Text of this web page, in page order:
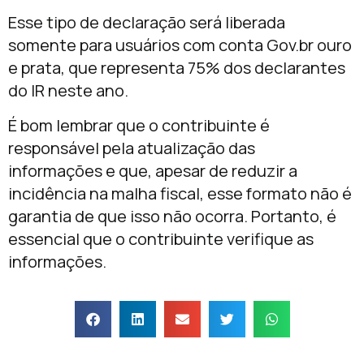
Esse tipo de declaração será liberada
somente para usuários com conta Gov.br ouro
e prata, que representa 75% dos declarantes
do IR neste ano.
É bom lembrar que o contribuinte é
responsável pela atualização das
informações e que, apesar de reduzir a
incidência na malha fiscal, esse formato não é
garantia de que isso não ocorra. Portanto, é
essencial que o contribuinte verifique as
informações.